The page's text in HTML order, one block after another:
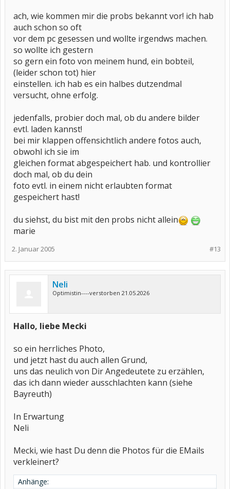
ach, wie kommen mir die probs bekannt vor! ich hab
auch schon so oft
vor dem pc gesessen und wollte irgendws machen.
so wollte ich gestern
so gern ein foto von meinem hund, ein bobteil,
(leider schon tot) hier
einstellen. ich hab es ein halbes dutzendmal
versucht, ohne erfolg.
jedenfalls, probier doch mal, ob du andere bilder
evtl. laden kannst!
bei mir klappen offensichtlich andere fotos auch,
obwohl ich sie im
gleichen format abgespeichert hab. und kontrollier
doch mal, ob du dein
foto evtl. in einem nicht erlaubten format
gespeichert hast!
du siehst, du bist mit den probs nicht allein
marie
#13
2. Januar 2005
Neli
Optimistin----verstorben 21.05.2026
Hallo, liebe Mecki
so ein herrliches Photo,
und jetzt hast du auch allen Grund,
uns das neulich von Dir Angedeutete zu erzählen,
das ich dann wieder ausschlachten kann (siehe
Bayreuth)
In Erwartung
Neli
Mecki, wie hast Du denn die Photos für die EMails
verkleinert?
Anhänge: